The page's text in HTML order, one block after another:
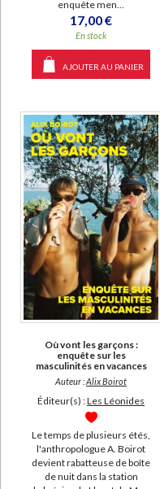
enquête men...
17,00 €
En stock
AJOUTER AU PANIER
Où vont les garçons :
enquête sur les
masculinités en vacances
Auteur :Alix Boirot
Éditeur(s) :Les Léonides
Le temps de plusieurs étés,
l'anthropologue A. Boirot
devient rabatteuse de boîte
de nuit dans la station